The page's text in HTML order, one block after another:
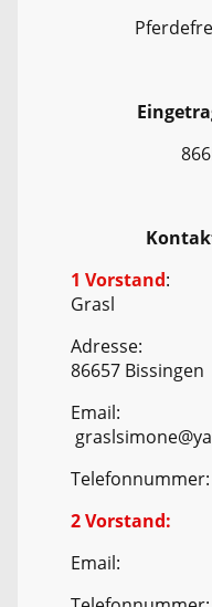
1 Vorstand:
Grasl
Adresse:
86657 Bissingen
2 Vorstand:
Email: